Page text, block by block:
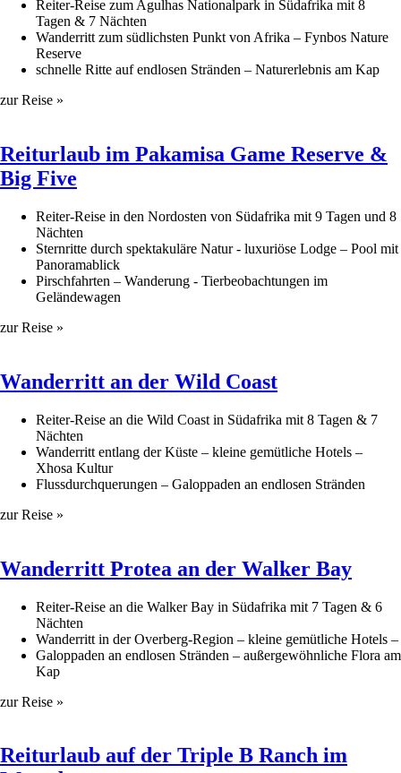
Reiter-Reise zum Agulhas Nationalpark in Südafrika mit 8
Tagen & 7 Nächten
Wanderritt zum südlichsten Punkt von Afrika – Fynbos Nature
Reserve
schnelle Ritte auf endlosen Stränden – Naturerlebnis am Kap
zur Reise »
Reiturlaub im Pakamisa Game Reserve &
Big Five
Reiter-Reise in den Nordosten von Südafrika mit 9 Tagen und 8
Nächten
Sternritte durch spektakuläre Natur - luxuriöse Lodge – Pool mit
Panoramablick
Pirschfahrten – Wanderung - Tierbeobachtungen im
Geländewagen
zur Reise »
Wanderritt an der Wild Coast
Reiter-Reise an die Wild Coast in Südafrika mit 8 Tagen & 7
Nächten
Wanderritt entlang der Küste – kleine gemütliche Hotels –
Xhosa Kultur
Flussdurchquerungen – Galoppaden an endlosen Stränden
zur Reise »
Wanderritt Protea an der Walker Bay
Reiter-Reise an die Walker Bay in Südafrika mit 7 Tagen & 6
Nächten
Wanderritt in der Overberg-Region – kleine gemütliche Hotels –
Galoppaden an endlosen Stränden – außergewöhnliche Flora am
Kap
zur Reise »
Reiturlaub auf der Triple B Ranch im